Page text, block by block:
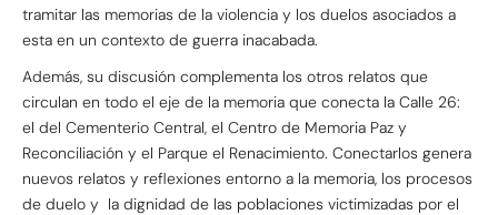
tramitar las memorias de la violencia y los duelos asociados a
esta en un contexto de guerra inacabada.
Además, su discusión complementa los otros relatos que
circulan en todo el eje de la memoria que conecta la Calle 26:
el del Cementerio Central, el Centro de Memoria Paz y
Reconciliación y el Parque el Renacimiento. Conectarlos genera
nuevos relatos y reflexiones entorno a la memoria, los procesos
de duelo y la dignidad de las poblaciones victimizadas por el